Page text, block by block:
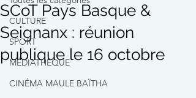
CULTURE
SPORT
MÉDIATHÈQUE
CINÉMA MAULE BAÏTHA
SCoT Pays Basque &
Seignanx : réunion
publique le 16 octobre